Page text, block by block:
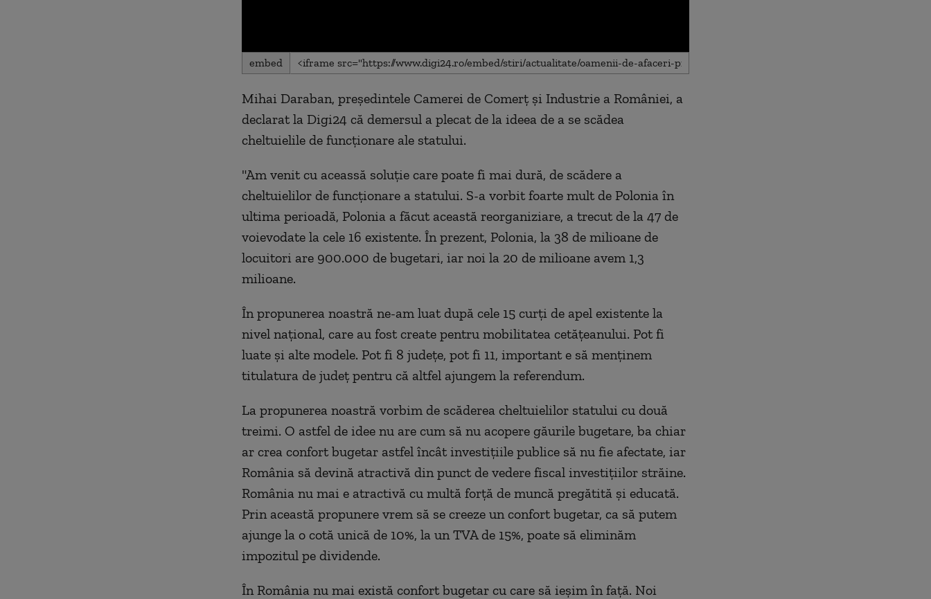
seconds
secondsVolume
90%
embed
Mihai Daraban, președintele Camerei de Comerț și Industrie a României, a
declarat la Digi24 că demersul a plecat de la ideea de a se scădea
cheltuielile de funcționare ale statului.
"Am venit cu aceassă soluție care poate fi mai dură, de scădere a
cheltuielilor de funcționare a statului. S-a vorbit foarte mult de Polonia în
ultima perioadă, Polonia a făcut această reorganiziare, a trecut de la 47 de
voievodate la cele 16 existente. În prezent, Polonia, la 38 de milioane de
locuitori are 900.000 de bugetari, iar noi la 20 de milioane avem 1,3
milioane.
În propunerea noastră ne-am luat după cele 15 curți de apel existente la
nivel național, care au fost create pentru mobilitatea cetățeanului. Pot fi
luate și alte modele. Pot fi 8 județe, pot fi 11, important e să menținem
titulatura de județ pentru că altfel ajungem la referendum.
La propunerea noastră vorbim de scăderea cheltuielilor statului cu două
treimi. O astfel de idee nu are cum să nu acopere găurile bugetare, ba chiar
ar crea confort bugetar astfel încât investițiile publice să nu fie afectate, iar
România să devină atractivă din punct de vedere fiscal investițiilor străine.
România nu mai e atractivă cu multă forță de muncă pregătită și educată.
Prin această propunere vrem să se creeze un confort bugetar, ca să putem
ajunge la o cotă unică de 10%, la un TVA de 15%, poate să eliminăm
impozitul pe dividende.
În România nu mai există confort bugetar cu care să ieșim în față. Noi